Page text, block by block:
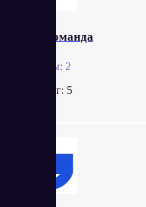
МояКоманда
Отзывы: 2
Рейтинг: 5